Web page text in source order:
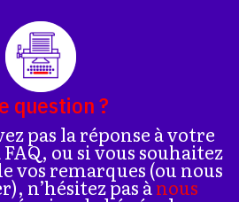
question ?
pas la réponse à votre
ou si vous souhaitez
vos remarques (ou nous
n’hésitez pas ànous